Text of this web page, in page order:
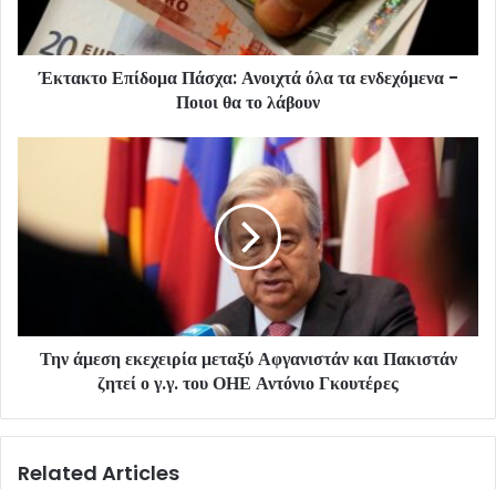
Έκτακτο Επίδομα Πάσχα: Ανοιχτά όλα τα ενδεχόμενα -
Ποιοι θα το λάβουν
Την άμεση εκεχειρία μεταξύ Αφγανιστάν και Πακιστάν
ζητεί ο γ.γ. του ΟΗΕ Αντόνιο Γκουτέρες
Related Articles